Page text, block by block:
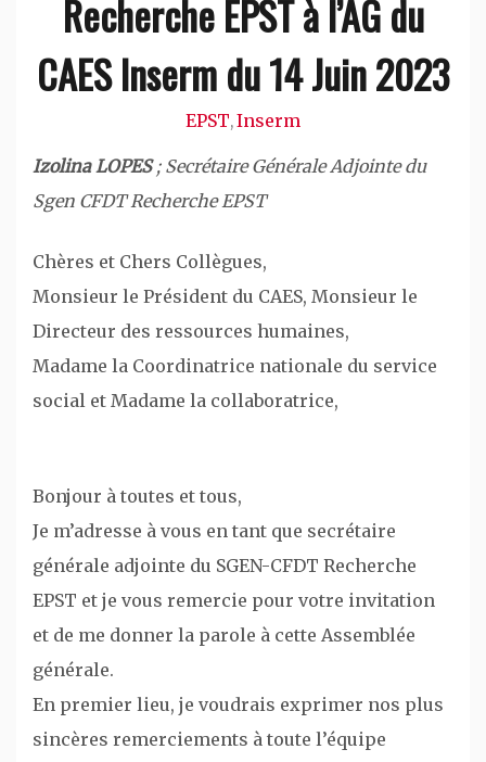
Recherche EPST à l’AG du
CAES Inserm du 14 Juin 2023
EPST,Inserm
Izolina LOPES; Secrétaire Générale Adjointe du
Sgen CFDT Recherche EPST
Chères et Chers Collègues,
Monsieur le Président du CAES, Monsieur le
Directeur des ressources humaines,
Madame la Coordinatrice nationale du service
social et Madame la collaboratrice,
Bonjour à toutes et tous,
Je m’adresse à vous en tant que secrétaire
générale adjointe du SGEN-CFDT Recherche
EPST et je vous remercie pour votre invitation
et de me donner la parole à cette Assemblée
générale.
En premier lieu, je voudrais exprimer nos plus
sincères remerciements à toute l’équipe